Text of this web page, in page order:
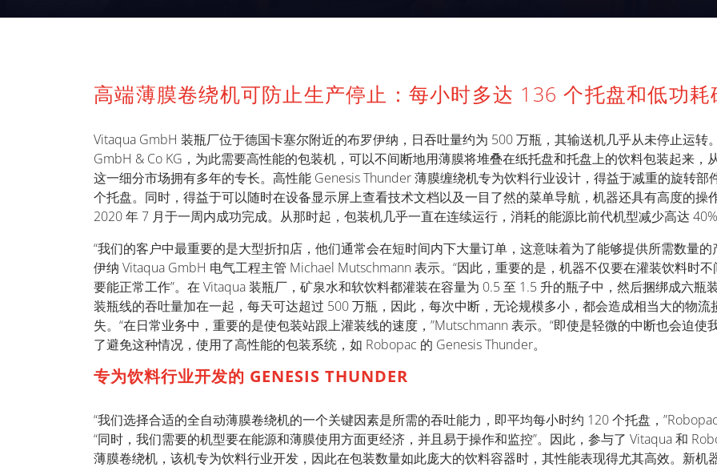
高端薄膜卷绕机可防止生产停止：每小时多达 136 个托盘和低功
Vitaqua GmbH 装瓶厂位于德国卡塞尔附近的布罗伊纳，日吞吐量约为 500 万瓶，其输送机几乎从未停止运
GmbH & Co KG，为此需要高性能的包装机，可以不间断地用薄膜将堆叠在纸托盘和托盘上的饮料包装起来，
这一细分市场拥有多年的专长。高性能 Genesis Thunder 薄膜缠绕机专为饮料行业设计，得益于减重的旋转
个托盘。同时，得益于可以随时在设备显示屏上查看技术文档以及一目了然的菜单导航，机器还具有高度的操
2020 年 7 月于一周内成功完成。从那时起，包装机几乎一直在连续运行，消耗的能源比前代机型减少高达 40%
“我们的客户中最重要的是大型折扣店，他们通常会在短时间内下大量订单，这意味着为了能够提供所需数量
伊纳 Vitaqua GmbH 电气工程主管 Michael Mutschmann 表示。“因此，重要的是，机器不仅要在灌装饮料时
要能正常工作”。在 Vitaqua 装瓶厂，矿泉水和软饮料都灌装在容量为 0.5 至 1.5 升的瓶子中，然后捆绑成六
装瓶线的吞吐量加在一起，每天可达超过 500 万瓶，因此，每次中断，无论规模多小，都会造成相当大的物
失。“在日常业务中，重要的是使包装站跟上灌装线的速度，”Mutschmann 表示。“即使是轻微的中断也会迫
了避免这种情况，使用了高性能的包装系统，如 Robopac 的 Genesis Thunder。
专为饮料行业开发的 GENESIS THUNDER
“我们选择合适的全自动薄膜卷绕机的一个关键因素是所需的吞吐能力，即平均每小时约 120 个托盘，
“同时，我们需要的机型要在能源和薄膜使用方面更经济，并且易于操作和监控”。因此，参与了 Vitaqua 和
薄膜卷绕机，该机专为饮料行业开发，因此在包装数量如此庞大的饮料容器时，其性能表现得尤其高效。新